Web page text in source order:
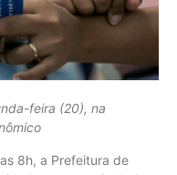
feira (20), na
8h, a Prefeitura de